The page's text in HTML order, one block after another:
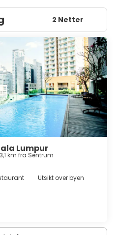
2 Netter
Lumpur
km fra Sentrum
Utsikt over byen